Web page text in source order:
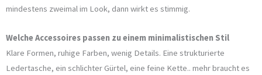
mindestens zweimal im Look, dann wirkt es stimmig.
Welche Accessoires passen zu einem minimalistischen Stil
Klare Formen, ruhige Farben, wenig Details. Eine strukturierte
Ledertasche, ein schlichter Gürtel, eine feine Kette.. mehr braucht es